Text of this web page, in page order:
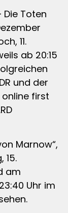
Die Toten
11.
ab 20:15
und der
online first
Marnow“,
15.
am
Uhr im